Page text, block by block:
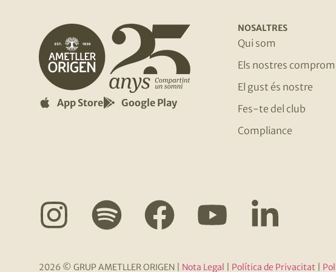
App Store Google Play
NOSALTRES
Qui som
Els nostres
El gust és nostre
Fes-te del club
Compliance
2026 © GRUP AMETLLER ORIGEN Nota Legal Política de Privacitat